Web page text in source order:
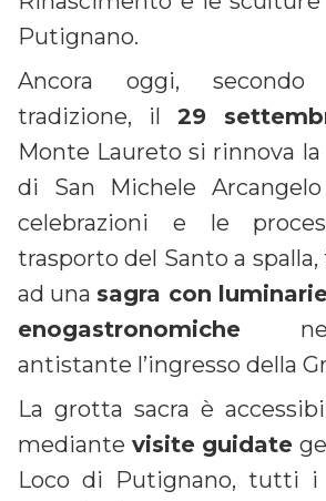
Putignano.
Ancora oggi,
tradizione, il 29
Monte Laureto si rinnova
di San Michele
celebrazioni e le
trasporto del Santo a spalla,
ad una sagra con
enogastronomiche nel
antistante l’ingresso della
La grotta sacra è
mediante visite guidate
Loco di Putignano, tutti i